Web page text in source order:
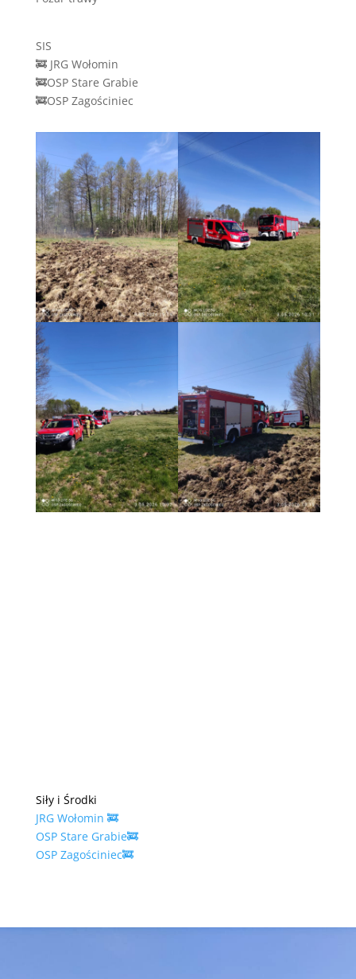
SIS
🚒 JRG Wołomin
🚒OSP Stare Grabie
🚒OSP Zagościniec
Siły i Środki
JRG Wołomin 🚒
OSP Stare Grabie🚒
OSP Zagościniec🚒